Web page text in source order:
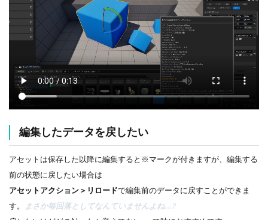
編集したデータを戻したい
アセットは保存した以降に編集すると※マークが付きますが、編集する
前の状態に戻したい場合は
アセットアクション＞リロードで編集前のデータに戻すことができま
す。
まさか毎回落としてなんていませんよね…?